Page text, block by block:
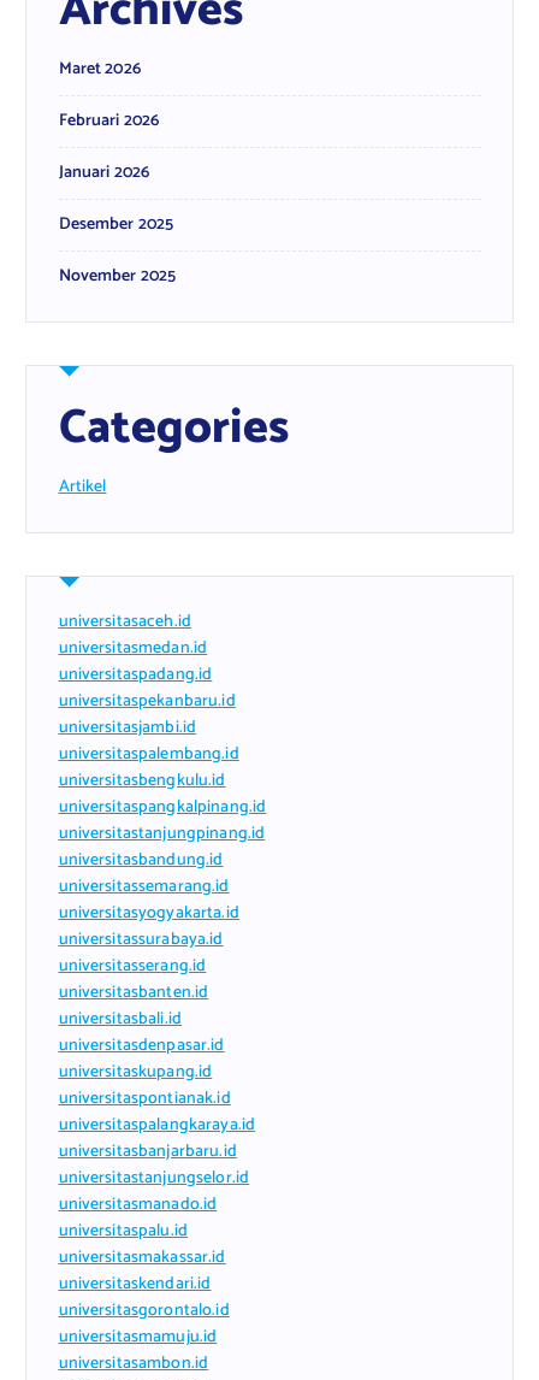
Maret 2026
Februari 2026
Januari 2026
Desember 2025
November 2025
Categories
Artikel
universitasaceh.id
universitasmedan.id
universitaspadang.id
universitaspekanbaru.id
universitasjambi.id
universitaspalembang.id
universitasbengkulu.id
universitaspangkalpinang.id
universitastanjungpinang.id
universitasbandung.id
universitassemarang.id
universitasyogyakarta.id
universitassurabaya.id
universitasserang.id
universitasbanten.id
universitasbali.id
universitasdenpasar.id
universitaskupang.id
universitaspontianak.id
universitaspalangkaraya.id
universitasbanjarbaru.id
universitastanjungselor.id
universitasmanado.id
universitaspalu.id
universitasmakassar.id
universitaskendari.id
universitasgorontalo.id
universitasmamuju.id
universitasambon.id